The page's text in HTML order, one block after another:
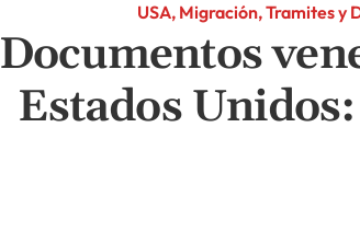
USA, Migración, Tramites y
Documentos
Estados